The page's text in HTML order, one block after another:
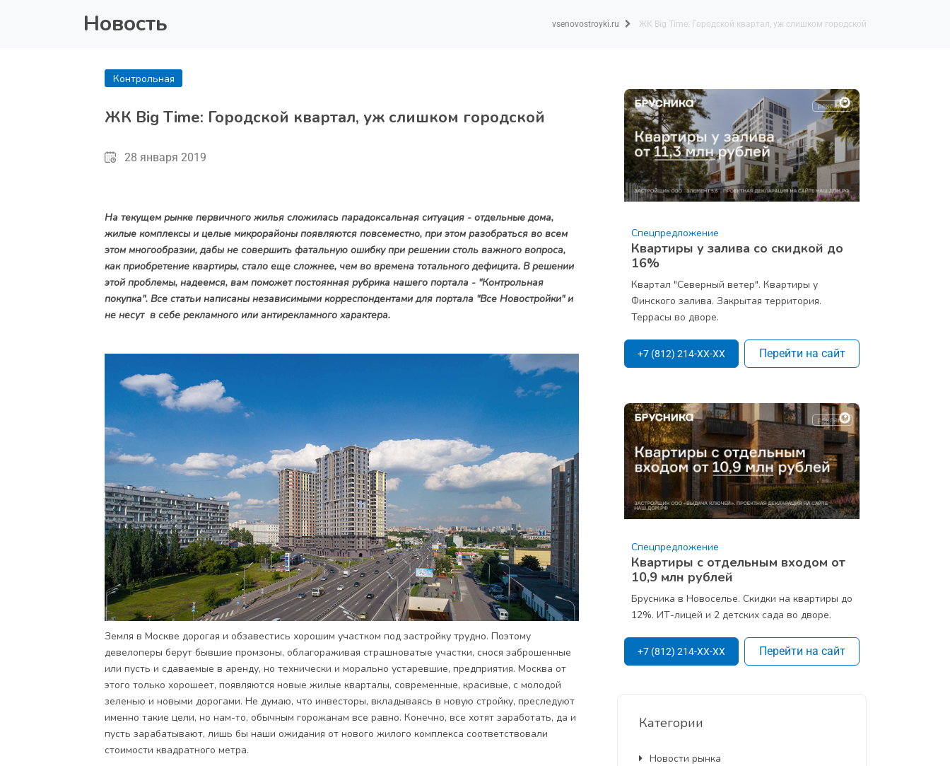
Новость vsenovostroyki.ru ЖК Big Time: Городской квартал, уж слишком городской
Контрольная
ЖК Big Time: Городской квартал, уж слишком городской
28 января 2019
На текущем рынке первичного жилья сложилась парадоксальная ситуация - отдельные дома,
жилые комплексы и целые микрорайоны появляются повсеместно, при этом разобраться во всем
этом многообразии, дабы не совершить фатальную ошибку при решении столь важного вопроса,
как приобретение квартиры, стало еще сложнее, чем во времена тотального дефицита. В решении
этой проблемы, надеемся, вам поможет постоянная рубрика нашего портала - "Контрольная
покупка". Все статьи написаны независимыми корреспондентами для портала "Все Новостройки" и
не несут в себе рекламного или антирекламного характера.
Земля в Москве дорогая и обзавестись хорошим участком под застройку трудно. Поэтому
девелоперы берут бывшие промзоны, облагораживая страшноватые участки, снося заброшенные
или пусть и сдаваемые в аренду, но технически и морально устаревшие, предприятия. Москва от
этого только хорошеет, появляются новые жилые кварталы, современные, красивые, с молодой
зеленью и новыми дорогами. Не думаю, что инвесторы, вкладываясь в новую стройку, преследуют
именно такие цели, но нам-то, обычным горожанам все равно. Конечно, все хотят заработать, да и
пусть зарабатывают, лишь бы наши ожидания от нового жилого комплекса соответствовали
стоимости квадратного метра.
Спецпредложение
Квартиры у залива со скидкой до
16%
Квартал "Северный ветер". Квартиры у
Финского залива. Закрытая территория.
Террасы во дворе.
+7 (812) 214-XX-XX Перейти на сайт
Спецпредложение
Квартиры с отдельным входом от
10,9 млн рублей
Брусника в Новоселье. Скидки на квартиры до
12%. ИТ-лицей и 2 детских сада во дворе.
+7 (812) 214-XX-XX Перейти на сайт
Категории
Новости рынка